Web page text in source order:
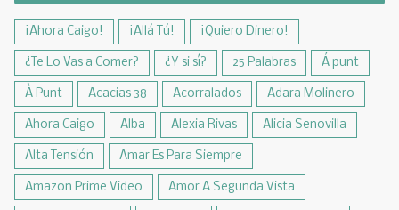
¡Ahora Caigo! ¡Allá Tú! ¡Quiero Dinero!
¿Te Lo Vas a Comer? ¿Y si sí? 25 Palabras Á punt
À Punt Acacias 38 Acorralados Adara Molinero
Ahora Caigo Alba Alexia Rivas Alicia Senovilla
Alta Tensión Amar Es Para Siempre
Amazon Prime Video Amor A Segunda Vista